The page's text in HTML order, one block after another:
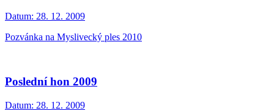
Datum: 28. 12. 2009
Pozvánka na Myslivecký ples 2010
Poslední hon 2009
Datum: 28. 12. 2009